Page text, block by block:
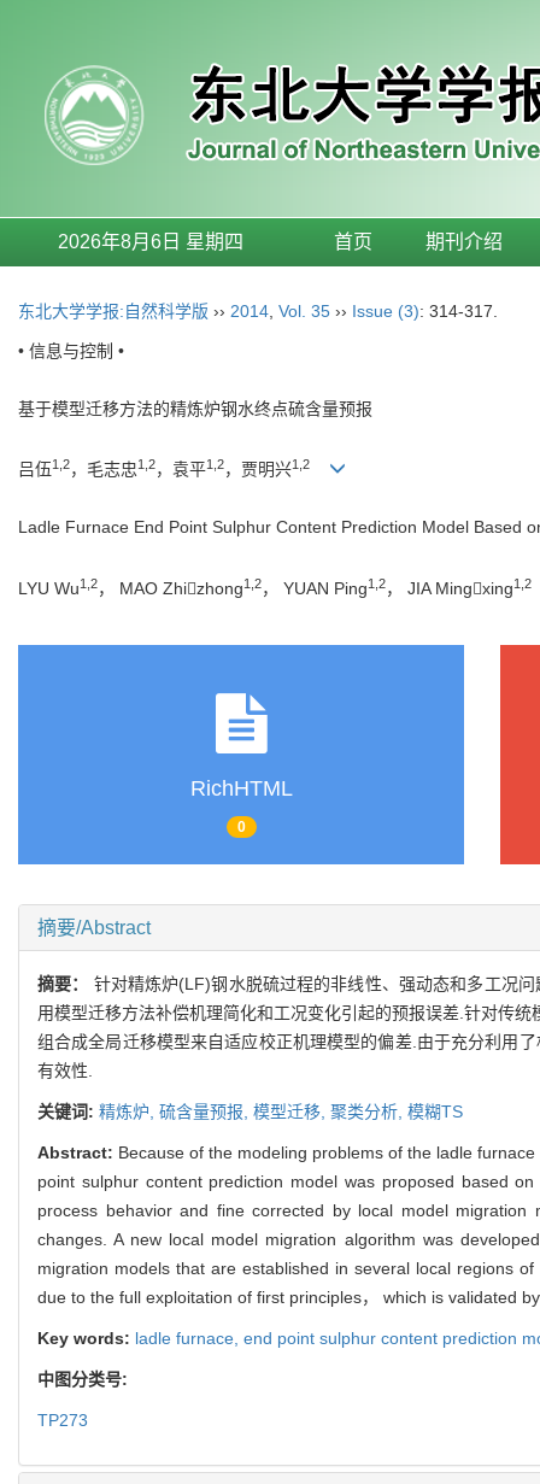
2026年8月6日 星期四 首页 期刊介绍
东北大学学报:自然科学版 ›› 2014 Vol. 35 ›› Issue (3): 314-317.
• 信息与控制 •
基于模型迁移方法的精炼炉钢水终点硫含量预报
吕伍1,2，毛志忠1,2，袁平1,2，贾明兴1,2
Ladle Furnace End Point Sulphur Content Prediction Model Based
LYU Wu1,2， MAO Zhizhong1,2， YUAN Ping1,2， JIA Mingxing1,2
RichHTML
0
摘要/Abstract
摘要： 针对精炼炉(LF)钢水脱硫过程的非线性、强动态和多工况
用模型迁移方法补偿机理简化和工况变化引起的预报误差.针对传
组合成全局迁移模型来自适应校正机理模型的偏差.由于充分利用
有效性.
关键词: 精炼炉, 硫含量预报, 模型迁移, 聚类分析, 模糊TS
Abstract: Because of the modeling problems of the ladle
point sulphur content prediction model was proposed based
process behavior and fine corrected by local model
changes. A new local model migration algorithm was
migration models that are established in several local regions
due to the full exploitation of first principles， which is validated
Key words: ladle furnace, end point sulphur content prediction
中图分类号:
TP273